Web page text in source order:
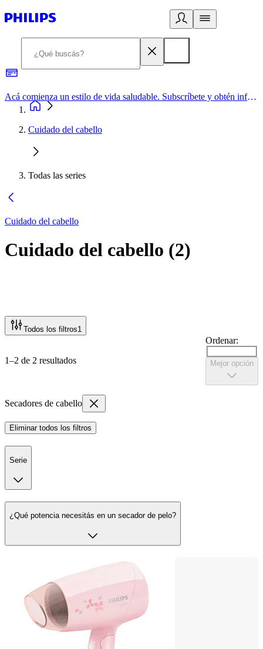
Acá comienza un estilo de vida saludable. Subscríbete y obtén información de primera mano
Cuidado del cabello
Todas las series
Cuidado del cabello
Cuidado del cabello (2)
Todos los filtros1
1–2 de 2 resultados
Ordenar:
Mejor opción
Secadores de cabello
Eliminar todos los filtros
Serie
¿Qué potencia necesitás en un secador de pelo?